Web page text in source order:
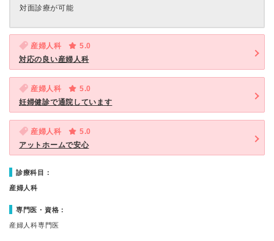
対面診療が可能
産婦人科
5.0
対応の良い産婦人科
産婦人科
5.0
妊婦健診で通院しています
産婦人科
5.0
アットホームで安心
診療科目：
産婦人科
専門医・資格：
産婦人科専門医